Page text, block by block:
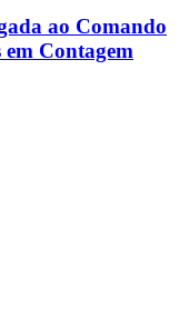
ao Comando
em Contagem